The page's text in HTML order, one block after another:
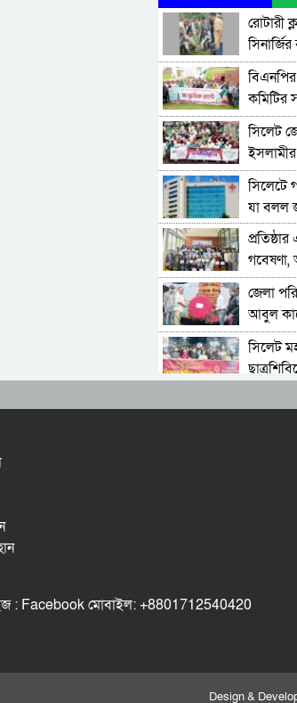
রোটারী
কর্মসূচি
বিএনপির
কমিটির
সম্পাদক
বলেছেন
সিলেট
ইসলামীর
ইসলাম
সিলেটে
যা বলল
গবেষণা,
রিসার্চ
জেলা
আবুল
জুলাই
নিবেদন
সিলেট
বৃক্ষরোপণ
: Facebook মোবাইল: +8801712540420
Design &